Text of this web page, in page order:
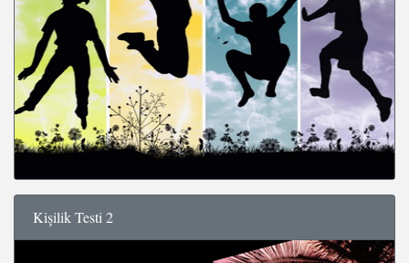
Kişilik Testi 2